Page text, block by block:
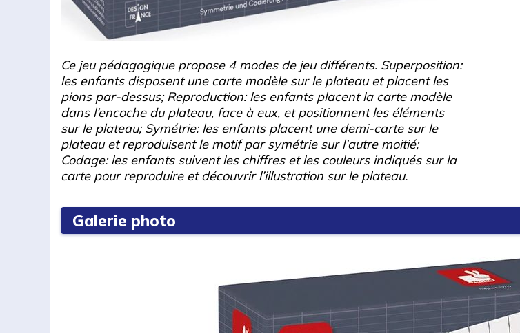
Ce jeu pédagogique propose 4 modes de jeu différents. Superposition:
les enfants disposent une carte modèle sur le plateau et placent les
pions par-dessus; Reproduction: les enfants placent la carte modèle
dans l’encoche du plateau, face à eux, et positionnent les éléments
sur le plateau; Symétrie: les enfants placent une demi-carte sur le
plateau et reproduisent le motif par symétrie sur l’autre moitié;
Codage: les enfants suivent les chiffres et les couleurs indiqués sur la
carte pour reproduire et découvrir l’illustration sur le plateau.
Galerie photo